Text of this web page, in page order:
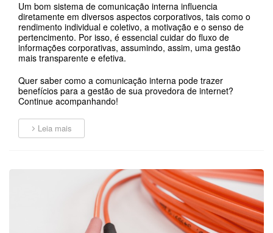
Um bom sistema de comunicação interna influencia
diretamente em diversos aspectos corporativos, tais como o
rendimento individual e coletivo, a motivação e o senso de
pertencimento. Por isso, é essencial cuidar do fluxo de
informações corporativas, assumindo, assim, uma gestão
mais transparente e efetiva.
Quer saber como a comunicação interna pode trazer
benefícios para a gestão de sua provedora de internet?
Continue acompanhando!
Leia mais